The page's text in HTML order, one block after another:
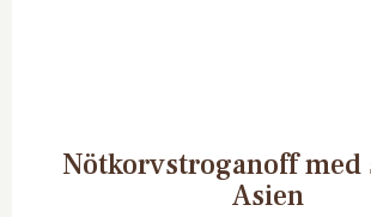
Nötkorvstroganoff med
Asien